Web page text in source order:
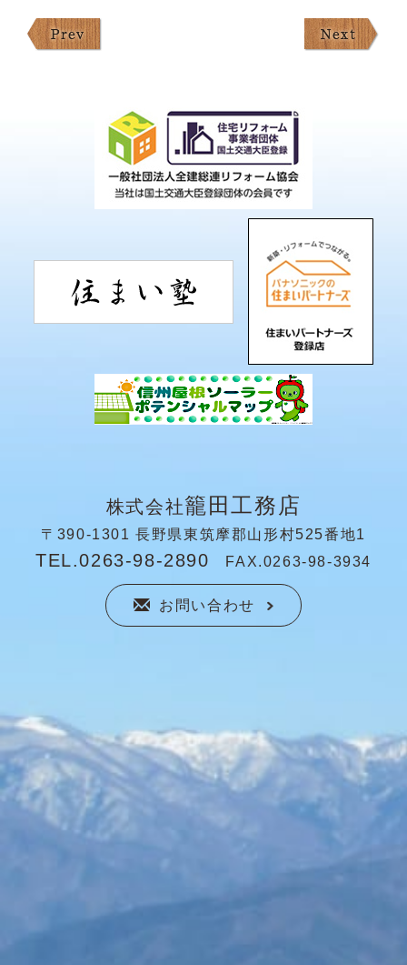
株式会社籠田工務店
〒390-1301 長野県東筑摩郡山形村525番地1
TEL.0263-98-2890 FAX.0263-98-3934
お問い合わせ